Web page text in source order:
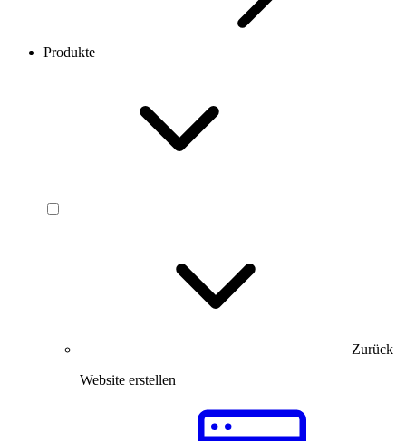
Produkte
Zurück
Website erstellen